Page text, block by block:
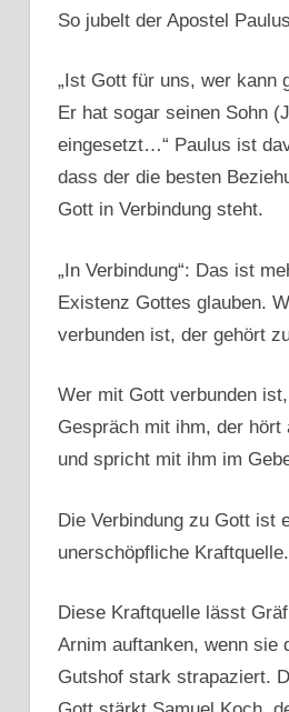
So jubelt der Apostel
„Ist Gott für uns, wer kann
Er hat sogar seinen Sohn
eingesetzt…“ Paulus ist
dass der die besten
Gott in Verbindung steht.
„In Verbindung“: Das ist
Existenz Gottes glauben.
verbunden ist, der gehört
Wer mit Gott verbunden
Gespräch mit ihm, der hört
und spricht mit ihm im
Die Verbindung zu Gott ist
unerschöpfliche Kraftquelle.
Diese Kraftquelle lässt
Arnim auftanken, wenn sie
Gutshof stark strapaziert.